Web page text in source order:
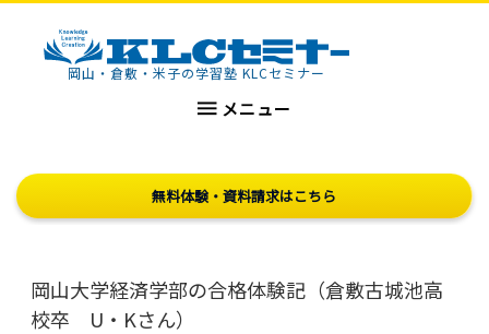
KLCセミナー岡山・倉敷・米子の学習塾 KLCセミナー
 メニュー
無料体験・資料請求はこちら
岡山大学経済学部の合格体験記（倉敷古城池高
校卒 U・Kさん）